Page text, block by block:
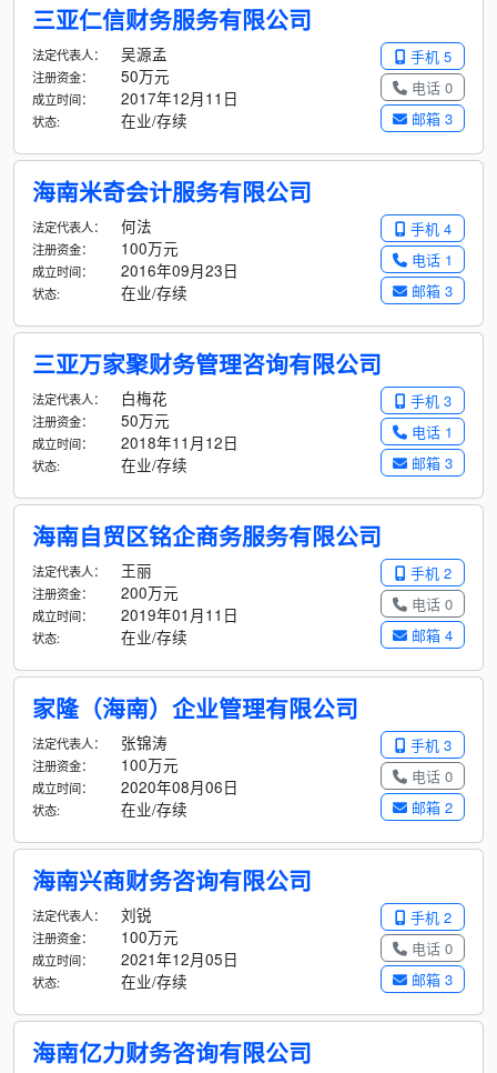
三亚仁信财务服务有限公司
手机 5
电话 0
邮箱 3
法定代表人： 吴源孟
注册资金： 50万元
成立时间： 2017年12月11日
状态: 在业/存续
海南米奇会计服务有限公司
手机 4
电话 1
邮箱 3
法定代表人： 何法
注册资金： 100万元
成立时间： 2016年09月23日
状态: 在业/存续
三亚万家聚财务管理咨询有限公司
手机 3
电话 1
邮箱 3
法定代表人： 白梅花
注册资金： 50万元
成立时间： 2018年11月12日
状态: 在业/存续
海南自贸区铭企商务服务有限公司
手机 2
电话 0
邮箱 4
法定代表人： 王丽
注册资金： 200万元
成立时间： 2019年01月11日
状态: 在业/存续
家隆（海南）企业管理有限公司
手机 3
电话 0
邮箱 2
法定代表人： 张锦涛
注册资金： 100万元
成立时间： 2020年08月06日
状态: 在业/存续
海南兴商财务咨询有限公司
手机 2
电话 0
邮箱 3
法定代表人： 刘锐
注册资金： 100万元
成立时间： 2021年12月05日
状态: 在业/存续
海南亿力财务咨询有限公司